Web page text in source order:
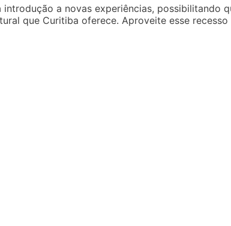
a novas experiências, possibilitando
que Curitiba oferece. Aproveite esse recesso